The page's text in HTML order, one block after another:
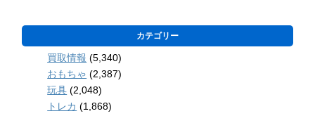
カテゴリー
買取情報 (5,340)
おもちゃ (2,387)
玩具 (2,048)
トレカ (1,868)